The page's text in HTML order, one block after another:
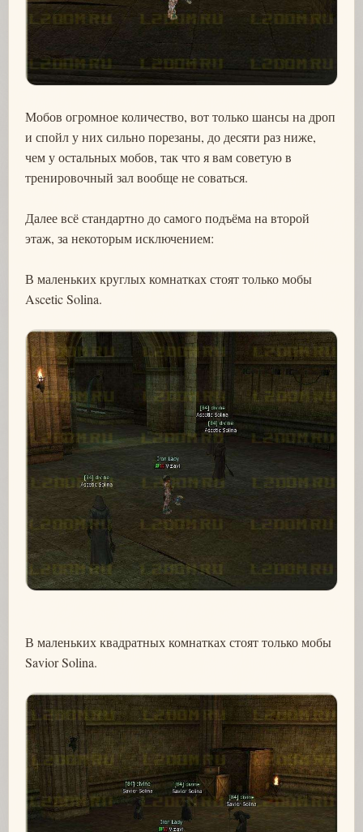
Мобов огромное количество, вот только шансы на дроп
и спойл у них сильно порезаны, до десяти раз ниже,
чем у остальных мобов, так что я вам советую в
тренировочный зал вообще не соваться.
Далее всё стандартно до самого подъёма на второй
этаж, за некоторым исключением:
В маленьких круглых комнатках стоят только мобы
Ascetic Solina.
В маленьких квадратных комнатках стоят только мобы
Savior Solina.